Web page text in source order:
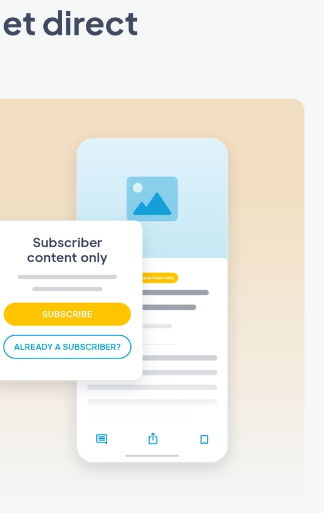
direct